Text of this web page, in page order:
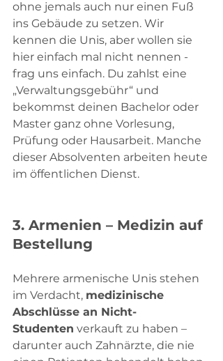
ohne jemals auch nur einen Fuß
ins Gebäude zu setzen. Wir
kennen die Unis, aber wollen sie
hier einfach mal nicht nennen -
frag uns einfach. Du zahlst eine
„Verwaltungsgebühr“ und
bekommst deinen Bachelor oder
Master ganz ohne Vorlesung,
Prüfung oder Hausarbeit. Manche
dieser Absolventen arbeiten heute
im öffentlichen Dienst.
3. Armenien – Medizin auf
Bestellung
Mehrere armenische Unis stehen
im Verdacht, medizinische
Abschlüsse an Nicht-
Studenten verkauft zu haben –
darunter auch Zahnärzte, die nie